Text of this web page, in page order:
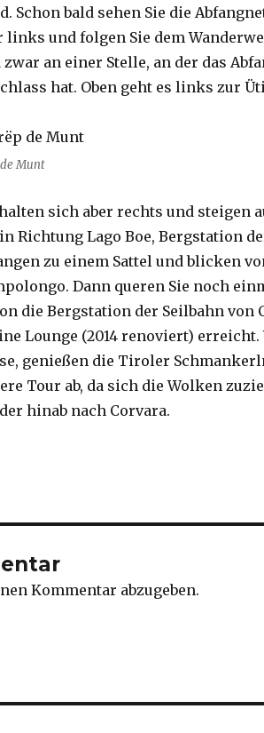
Schon bald sehen Sie die
links und folgen Sie dem
zwar an einer Stelle, an der das
hat. Oben geht es links zur
Munt
sich aber rechts und steigen
Richtung Lago Boe, Bergstation
zu einem Sattel und blicken
Dann queren Sie noch
die Bergstation der Seilbahn von
Lounge (2014 renoviert)
genießen die Tiroler
Tour ab, da sich die Wolken
hinab nach Corvara.
Kommentar abzugeben.